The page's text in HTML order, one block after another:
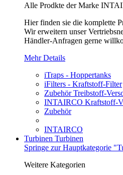
Alle Prodkte der Marke
Hier finden sie die komplette
Wir erweitern unser
Händler-Anfragen gerne
Mehr Details
iTraps - Hoppertanks
iFilters - Kraftstoff-Filter
Zubehör Treibstoff-
INTAIRCO Kraftstoff-
Zubehör
INTAIRCO
Turbinen Turbinen
Springe zur Hauptkategorie
Weitere Kategorien